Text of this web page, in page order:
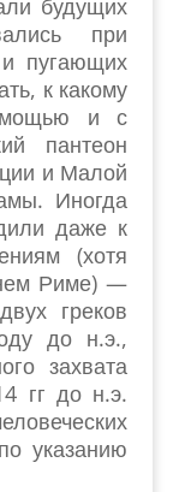
будущих
при
и пугающих
к какому
и с
пантеон
и Малой
Иногда
даже к
(хотя
Риме) —
греков
до н.э.,
захвата
гг до н.э.
указанию